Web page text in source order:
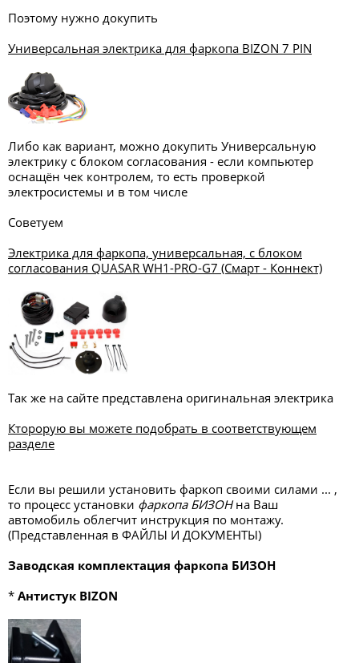
Поэтому нужно докупить
Универсальная электрика для фаркопа BIZON 7 PIN
Либо как вариант, можно докупить Универсальную
электрику с блоком согласования - если компьютер
оснащён чек контролем, то есть проверкой
электросистемы и в том числе
Советуем
Электрика для фаркопа, универсальная, с блоком
согласования QUASAR WH1-PRO-G7 (Смарт - Коннект)
Так же на сайте представлена оригинальная электрика
Кторорую вы можете подобрать в соответствующем
разделе
Если вы решили установить фаркоп своими силами ... ,
то процесс установки фаркопа БИЗОНна Ваш
автомобиль облегчит инструкция по монтажу.
(Представленная в ФАЙЛЫ И ДОКУМЕНТЫ)
Заводская комплектация фаркопа БИЗОН
* Антистук BIZON